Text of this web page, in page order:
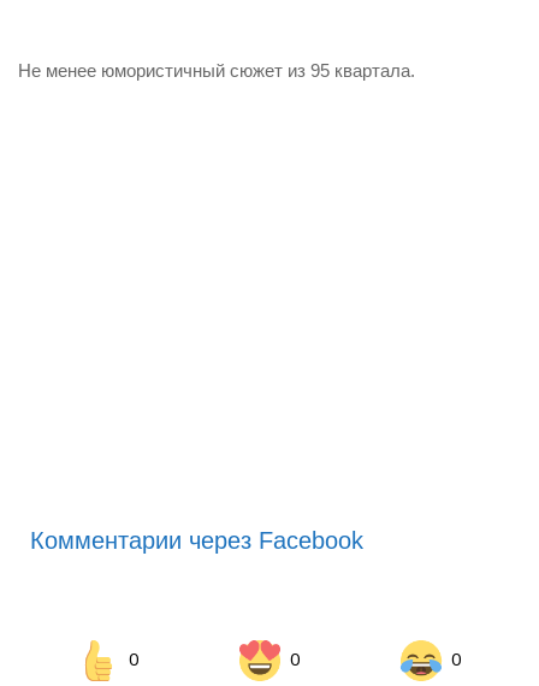
Не менее юмористичный сюжет из 95 квартала.
Комментарии через Facebook
0 0 0